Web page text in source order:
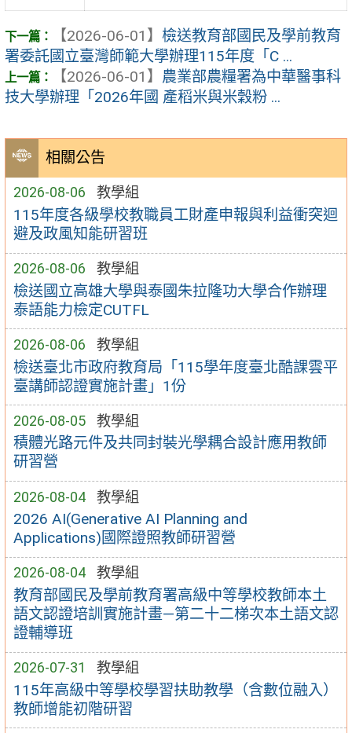
相關公告
2026-08-06 教學組
115年度各級學校教職員工財產申報與利益衝突迴
避及政風知能研習班
2026-08-06 教學組
檢送國立高雄大學與泰國朱拉隆功大學合作辦理
泰語能力檢定CUTFL
2026-08-06 教學組
檢送臺北市政府教育局「115學年度臺北酷課雲平
臺講師認證實施計畫」1份
2026-08-05 教學組
積體光路元件及共同封裝光學耦合設計應用教師
研習營
2026-08-04 教學組
2026 AI(Generative AI Planning and
Applications)國際證照教師研習營
2026-08-04 教學組
教育部國民及學前教育署高級中等學校教師本土
語文認證培訓實施計畫—第二十二梯次本土語文認
證輔導班
2026-07-31 教學組
115年高級中等學校學習扶助教學（含數位融入）
教師增能初階研習
【2026-06-01】 檢送教育部國民及學前教育
署委託國立臺灣師範大學辦理115年度「C ...
【2026-06-01】 農業部農糧署為中華醫事科
技大學辦理「2026年國 產稻米與米穀粉 ...